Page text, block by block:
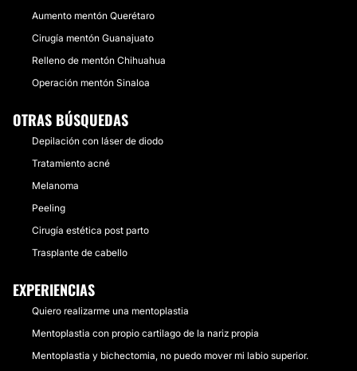
Aumento mentón Querétaro
Cirugía mentón Guanajuato
Relleno de mentón Chihuahua
Operación mentón Sinaloa
OTRAS BÚSQUEDAS
Depilación con láser de diodo
Tratamiento acné
Melanoma
Peeling
Cirugía estética post parto
Trasplante de cabello
EXPERIENCIAS
Quiero realizarme una mentoplastia
Mentoplastia con propio cartilago de la nariz propia
Mentoplastia y bichectomia, no puedo mover mi labio superior.